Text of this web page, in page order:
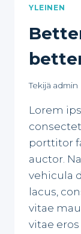
YLEINEN
Tekijä admin
Lorem
porttitor
auctor.
vehicula
lacus,
vitae
vitae